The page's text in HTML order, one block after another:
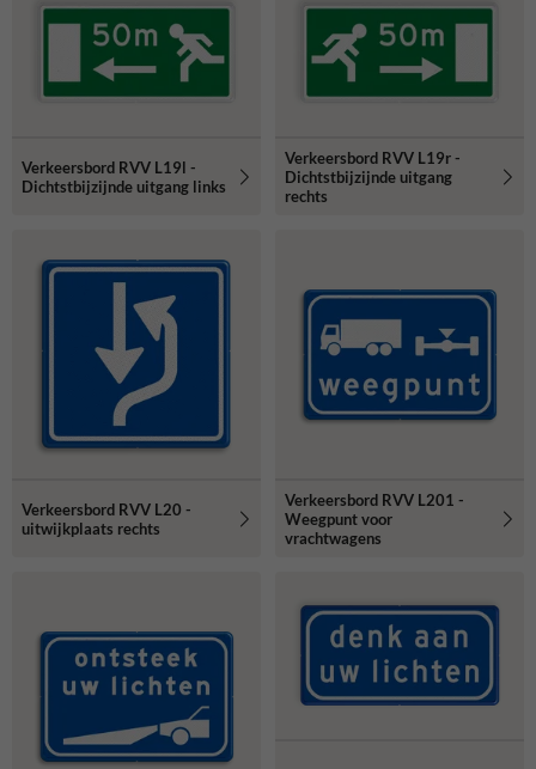
Verkeersbord RVV L19l -
Dichtstbijzijnde uitgang links
Verkeersbord RVV L19r -
Dichtstbijzijnde uitgang
rechts
Verkeersbord RVV L20 -
uitwijkplaats rechts
Verkeersbord RVV L201 -
Weegpunt voor
vrachtwagens